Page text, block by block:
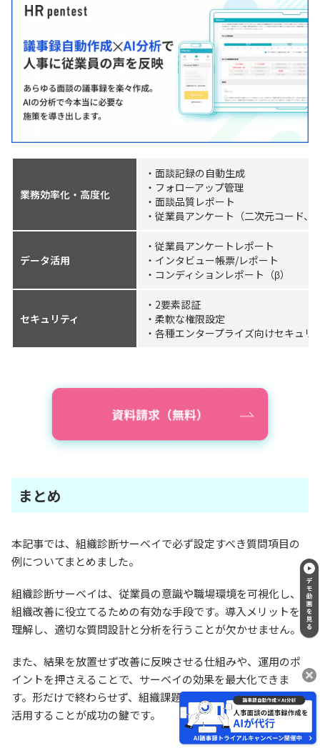
業務効率化・高度化
・面談記録の自動生成
・フォローアップ管理
・面談品質レポート
・従業員アンケート（二次元コード、
データ活用
・従業員アンケートレポート
・インタビュー帳票/レポート
・コンディションレポート（β）
セキュリティ
・2要素認証
・柔軟な権限設定
・各種エンタープライズ向けセキュリ
まとめ
本記事では、組織診断サーベイで必ず設定すべき質問項目の
例についてまとめました。
組織診断サーベイは、従業員の意識や職場環境を可視化し、
組織改善に役立てるための有効な手段です。導入メリットを
理解し、適切な質問設計と分析を行うことが欠かせません。
また、結果を放置せず改善に反映させる仕組みや、運用のポ
イントを押さえることで、サーベイの効果を最大化できま
す。形だけで終わらせず、組織課題の発見と改善サイクルに
活用することが成功の鍵です。